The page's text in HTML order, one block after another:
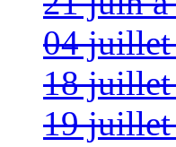
04 juillet
18
19